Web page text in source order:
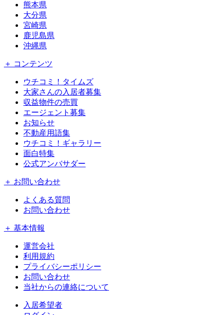
熊本県
大分県
宮崎県
鹿児島県
沖縄県
＋ コンテンツ
ウチコミ！タイムズ
大家さんの入居者募集
収益物件の売買
エージェント募集
お知らせ
不動産用語集
ウチコミ！ギャラリー
面白特集
公式アンバサダー
＋ お問い合わせ
よくある質問
お問い合わせ
＋ 基本情報
運営会社
利用規約
プライバシーポリシー
お問い合わせ
当社からの連絡について
入居希望者